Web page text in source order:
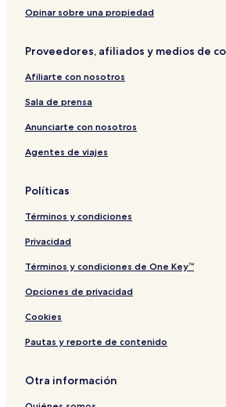
Opinar sobre una propiedad
Proveedores, afiliados y medios de
Afiliarte con nosotros
Sala de prensa
Anunciarte con nosotros
Agentes de viajes
Políticas
Términos y condiciones
Privacidad
Términos y condiciones de One Key™
Opciones de privacidad
Cookies
Pautas y reporte de contenido
Otra información